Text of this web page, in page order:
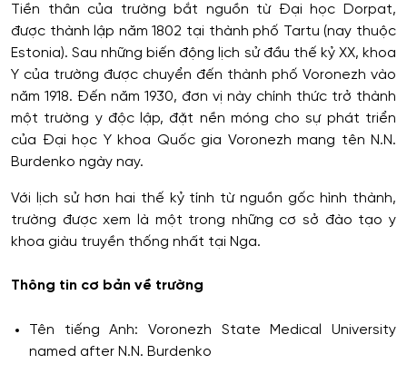
Tiền thân của trường bắt nguồn từ Đại học Dorpat,
được thành lập năm 1802 tại thành phố Tartu (nay thuộc
Estonia). Sau những biến động lịch sử đầu thế kỷ XX, khoa
Y của trường được chuyển đến thành phố Voronezh vào
năm 1918. Đến năm 1930, đơn vị này chính thức trở thành
một trường y độc lập, đặt nền móng cho sự phát triển
của Đại học Y khoa Quốc gia Voronezh mang tên N.N.
Burdenko ngày nay.
Với lịch sử hơn hai thế kỷ tính từ nguồn gốc hình thành,
trường được xem là một trong những cơ sở đào tạo y
khoa giàu truyền thống nhất tại Nga.
Thông tin cơ bản về trường
Tên tiếng Anh: Voronezh State Medical University
named after N.N. Burdenko